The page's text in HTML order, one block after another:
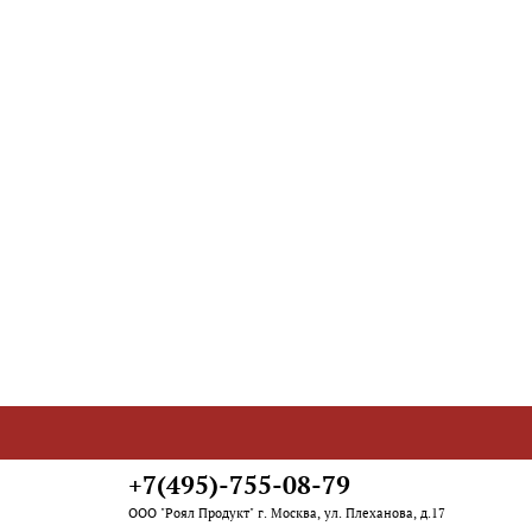
+7(495)-755-08-79
ООО "Роял Продукт" г. Москва, ул. Плеханова, д.17